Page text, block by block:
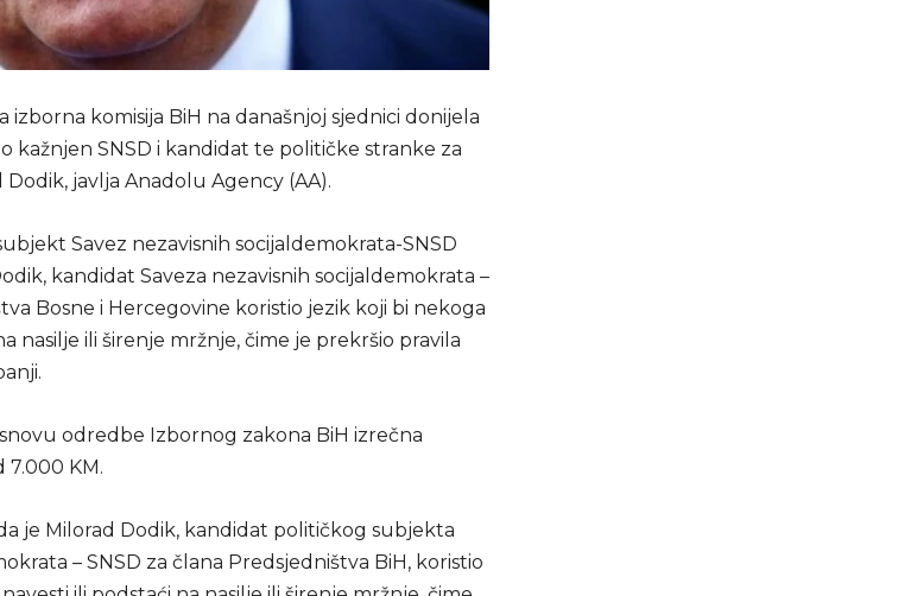
izborna komisija BiH na današnjoj sjednici donijela
kažnjen SNSD i kandidat te političke stranke za
javlja Anadolu Agency (AA).
Savez nezavisnih socijaldemokrata-SNSD
kandidat Saveza nezavisnih socijaldemokrata –
Bosne i Hercegovine koristio jezik koji bi nekoga
nasilje ili širenje mržnje, čime je prekršio pravila
odredbe Izbornog zakona BiH izrečna
7.000 KM.
je Milorad Dodik, kandidat političkog subjekta
– SNSD za člana Predsjedništva BiH, koristio